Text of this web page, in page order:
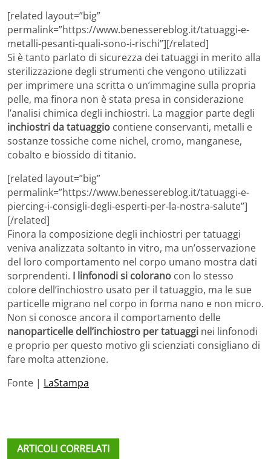
[related layout=”big”
permalink=”https://www.benessereblog.it/tatuaggi-e-
metalli-pesanti-quali-sono-i-rischi”][/related]
Si è tanto parlato di sicurezza dei tatuaggi in merito alla
sterilizzazione degli strumenti che vengono utilizzati
per imprimere una scritta o un’immagine sulla propria
pelle, ma finora non è stata presa in considerazione
l’analisi chimica degli inchiostri. La maggior parte degli
inchiostri da tatuaggio contiene conservanti, metalli e
sostanze tossiche come nichel, cromo, manganese,
cobalto e biossido di titanio.
[related layout=”big”
permalink=”https://www.benessereblog.it/tatuaggi-e-
piercing-i-consigli-degli-esperti-per-la-nostra-salute”]
[/related]
Finora la composizione degli inchiostri per tatuaggi
veniva analizzata soltanto in vitro, ma un’osservazione
del loro comportamento nel corpo umano mostra dati
sorprendenti. I linfonodi si colorano con lo stesso
colore dell’inchiostro usato per il tatuaggio, ma le sue
particelle migrano nel corpo in forma nano e non micro.
Non si conosce ancora il comportamento delle
nanoparticelle dell’inchiostro per tatuaggi nei linfonodi
e proprio per questo motivo gli scienziati consigliano di
fare molta attenzione.
Fonte | LaStampa
ARTICOLI CORRELATI